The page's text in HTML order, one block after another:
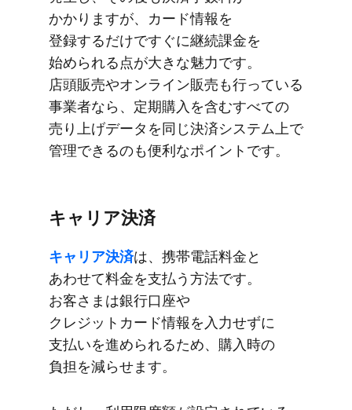
かかりますが、​カード情報を​
登録するだけですぐに​継続課金を​
始められる​点が​大きな​魅力です。​
店頭販売や​オンライン販売も​行っている​
事業者なら、​定期購入を​含むすべての​
売り上げデータを​同じ​決済システム上で​
管理できるのも​便利な​ポイントです。
キャリア決済
キャリア決済は、​携帯電話料金と​
あわせて​料金を​支払う​方法です。​
お客さまは​銀行口座や​
クレジットカード情報を​入力せずに​
支払いを​進められる​ため、​購入時の​
負担を​減らせます。